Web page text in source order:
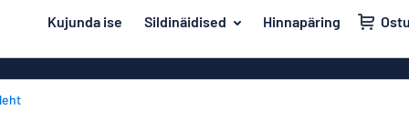
juurde
Kujunda ise Sildinäidised Hinnapäring
sildi kujundamist